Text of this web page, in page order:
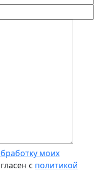
моих
с политикой